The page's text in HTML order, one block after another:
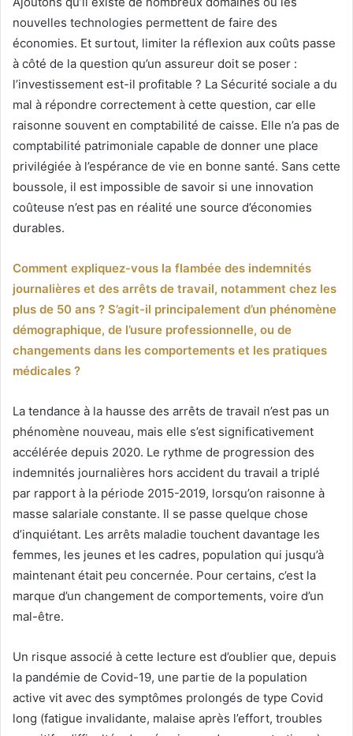
nouvelles technologies permettent de faire des
économies. Et surtout, limiter la réflexion aux coûts passe
à côté de la question qu’un assureur doit se poser :
l’investissement est-il profitable ? La Sécurité sociale a du
mal à répondre correctement à cette question, car elle
raisonne souvent en comptabilité de caisse. Elle n’a pas de
comptabilité patrimoniale capable de donner une place
privilégiée à l’espérance de vie en bonne santé. Sans cette
boussole, il est impossible de savoir si une innovation
coûteuse n’est pas en réalité une source d’économies
durables.
Comment expliquez-vous la flambée des indemnités
journalières et des arrêts de travail, notamment chez les
plus de 50 ans ? S’agit-il principalement d’un phénomène
démographique, de l’usure professionnelle, ou de
changements dans les comportements et les pratiques
médicales ?
La tendance à la hausse des arrêts de travail n’est pas un
phénomène nouveau, mais elle s’est significativement
accélérée depuis 2020. Le rythme de progression des
indemnités journalières hors accident du travail a triplé
par rapport à la période 2015-2019, lorsqu’on raisonne à
masse salariale constante. Il se passe quelque chose
d’inquiétant. Les arrêts maladie touchent davantage les
femmes, les jeunes et les cadres, population qui jusqu’à
maintenant était peu concernée. Pour certains, c’est la
marque d’un changement de comportements, voire d’un
mal-être.
Un risque associé à cette lecture est d’oublier que, depuis
la pandémie de Covid-19, une partie de la population
active vit avec des symptômes prolongés de type Covid
long (fatigue invalidante, malaise après l’effort, troubles